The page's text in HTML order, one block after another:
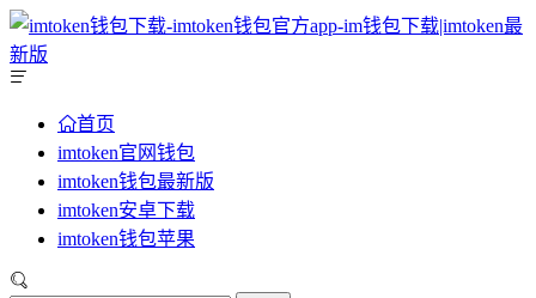
首页
imtoken官网钱包
imtoken钱包最新版
imtoken安卓下载
imtoken钱包苹果